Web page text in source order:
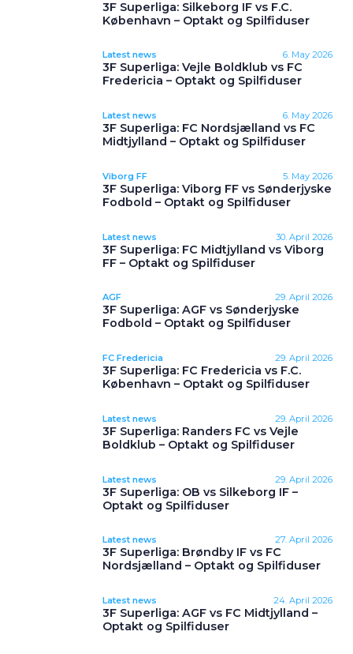
3F Superliga: Silkeborg IF vs F.C.
København – Optakt og Spilfiduser
Latest news 6. May 2026
3F Superliga: Vejle Boldklub vs FC
Fredericia – Optakt og Spilfiduser
Latest news 6. May 2026
3F Superliga: FC Nordsjælland vs FC
Midtjylland – Optakt og Spilfiduser
Viborg FF 5. May 2026
3F Superliga: Viborg FF vs Sønderjyske
Fodbold – Optakt og Spilfiduser
Latest news 30. April 2026
3F Superliga: FC Midtjylland vs Viborg
FF – Optakt og Spilfiduser
AGF 29. April 2026
3F Superliga: AGF vs Sønderjyske
Fodbold – Optakt og Spilfiduser
FC Fredericia 29. April 2026
3F Superliga: FC Fredericia vs F.C.
København – Optakt og Spilfiduser
Latest news 29. April 2026
3F Superliga: Randers FC vs Vejle
Boldklub – Optakt og Spilfiduser
Latest news 29. April 2026
3F Superliga: OB vs Silkeborg IF –
Optakt og Spilfiduser
Latest news 27. April 2026
3F Superliga: Brøndby IF vs FC
Nordsjælland – Optakt og Spilfiduser
Latest news 24. April 2026
3F Superliga: AGF vs FC Midtjylland –
Optakt og Spilfiduser